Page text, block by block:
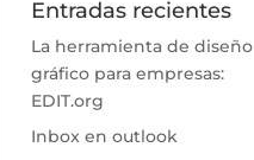
Entradas recientes
La herramienta de diseño
gráfico para empresas:
EDIT.org
Inbox en outlook